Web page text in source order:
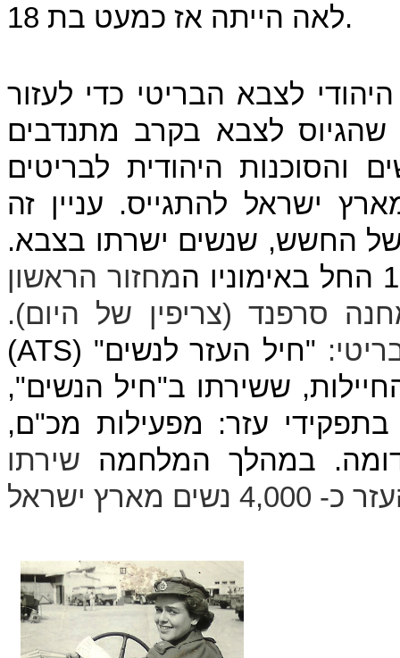
לאה הייתה אז כמעט בת 18.
לצבא הבריטי כדי לעזור
לצבא בקרב מתנדבים
והסוכנות היהודית לבריטים
ישראל להתגייס. עניין זה
החשש, שנשים ישרתו בצבא.
מחזור הראשון
סרפנד (צריפין של היום).
"חיל העזר לנשים" (ATS
)
ששירתו ב"חיל הנשים",
עזר: מפעילות מכ"ם,
במהלך המלחמה שירתו